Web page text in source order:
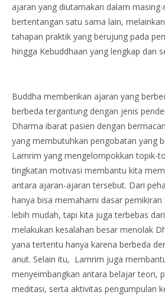
ajaran yang diutamakan dalam
bertentangan satu sama lain,
tahapan praktik yang berujung pada
hingga Kebuddhaan yang lengkap dan
Buddha memberikan ajaran yang
berbeda tergantung dengan jenis
Dharma ibarat pasien dengan
yang membutuhkan pengobatan yang
Lamrim yang mengelompokkan topik-
tingkatan motivasi membantu kita
antara ajaran-ajaran tersebut. Dari
hanya bisa memahami dasar pemikiran
lebih mudah, tapi kita juga terbebas
melakukan kesalahan besar menolak
yana tertentu hanya karena berbeda
anut. Selain itu, Lamrim juga
menyeimbangkan antara belajar teori,
meditasi, serta aktivitas pengumpulan